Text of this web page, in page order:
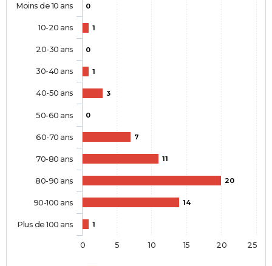
0
1
0
1
3
0
7
11
20
14
1
Moins de 10 ans
10-20 ans
20-30 ans
30-40 ans
40-50 ans
50-60 ans
60-70 ans
70-80 ans
80-90 ans
90-100 ans
Plus de 100 ans
0 5 10 15 20 25